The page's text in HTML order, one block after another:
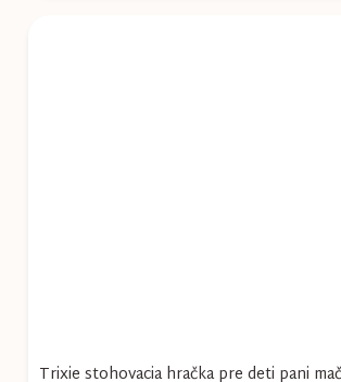
Trixie stohovacia hračka pre deti pani